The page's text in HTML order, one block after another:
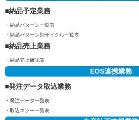
納品予定業務
納品パターン一覧表
納品パターン別サイクル一覧表
納品売上業務
納品売上確認表
EOS連携業務
発注データ取込業務
発注データ一覧表
取込エラー一覧表